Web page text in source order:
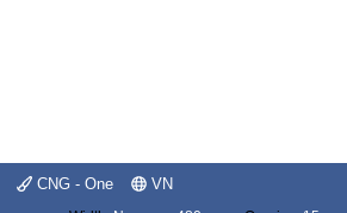
CNG - One VN